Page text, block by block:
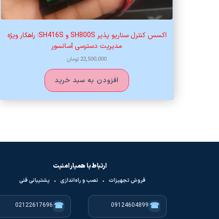
اکسس کنترل سناریو پذیر SH800S و SH416S؛ راهکار ویژه
مدیریت دسترسی آسانسور
22,500,000 تومان
افزودن به سبد خرید
ارتباط با همیار امنیت
فروش تجهیزات • نصب و راه‌اندازی • پشتیبانی فنی
☎
09124604899
☎
02122617696